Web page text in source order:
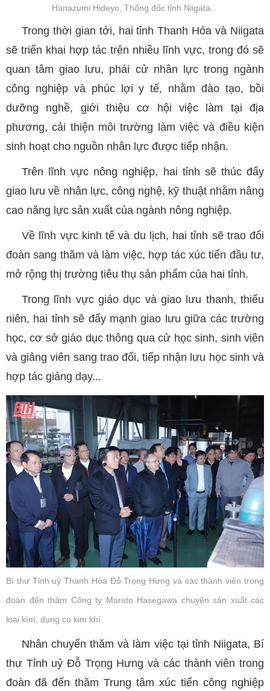
Hanazumi Hideyo, Thống đốc tỉnh Niigata.
Trong thời gian tới, hai tỉnh Thanh Hóa và Niigata
sẽ triển khai hợp tác trên nhiều lĩnh vực, trong đó sẽ
quan tâm giao lưu, phái cử nhân lực trong ngành
công nghiệp và phúc lợi y tế, nhằm đào tạo, bồi
dưỡng nghề, giới thiệu cơ hội việc làm tại địa
phương, cải thiện môi trường làm việc và điều kiện
sinh hoạt cho nguồn nhân lực được tiếp nhận.
Trên lĩnh vực nông nghiệp, hai tỉnh sẽ thúc đẩy
giao lưu về nhân lực, công nghệ, kỹ thuật nhằm nâng
cao năng lực sản xuất của ngành nông nghiệp.
Về lĩnh vực kinh tế và du lịch, hai tỉnh sẽ trao đổi
đoàn sang thăm và làm việc, hợp tác xúc tiến đầu tư,
mở rộng thị trường tiêu thụ sản phẩm của hai tỉnh.
Trong lĩnh vực giáo dục và giao lưu thanh, thiếu
niên, hai tỉnh sẽ đẩy mạnh giao lưu giữa các trường
học, cơ sở giáo dục thông qua cử học sinh, sinh viên
và giảng viên sang trao đổi, tiếp nhận lưu học sinh và
hợp tác giảng dạy...
Bí thư Tỉnh uỷ Thanh Hóa Đỗ Trọng Hưng và các thành viên trong
đoàn đến thăm Công ty Maruto Hasegawa chuyên sản xuất các
loại kìm, dụng cụ kim khí.
Nhân chuyến thăm và làm việc tại tỉnh Niigata, Bí
thư Tỉnh uỷ Đỗ Trọng Hưng và các thành viên trong
đoàn đã đến thăm Trung tâm xúc tiến công nghiệp